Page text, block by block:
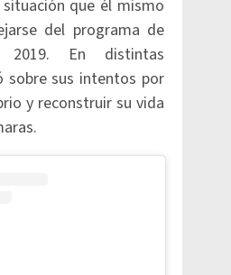
que él mismo
del programa de
2019. En distintas
sobre sus intentos por
y reconstruir su vida